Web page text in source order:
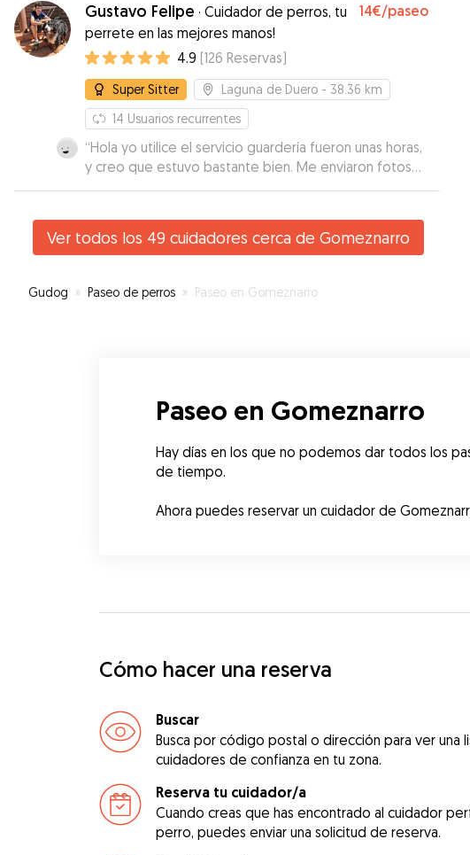
Gustavo Felipe · Cuidador de perros, tu
perrete en las mejores manos!
14€/paseo
4.9 (126 Reservas)
Super Sitter Laguna de Duero - 38.36 km
14 Usuarios recurrentes
“Hola yo utilice el servicio guardería fueron unas horas,
y creo que estuvo bastante bien. Me enviaron fotos
en los que vi que mi perrita estaba tranquila, con lo
Ver todos los 49 cuidadores cerca de Gomeznarro
Gudog » Paseo de perros » Paseo en Gomeznarro
Paseo en Gomeznarro
Hay días en los que no podemos dar todos los
de tiempo.
Ahora puedes reservar un cuidador de
Cómo hacer una reserva
Buscar
Busca por código postal o dirección para ver una
cuidadores de confianza en tu zona.
Reserva tu cuidador/a
Cuando creas que has encontrado al cuidador
perro, puedes enviar una solicitud de reserva.